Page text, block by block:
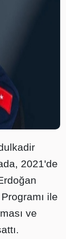
2021'de
ile
ve